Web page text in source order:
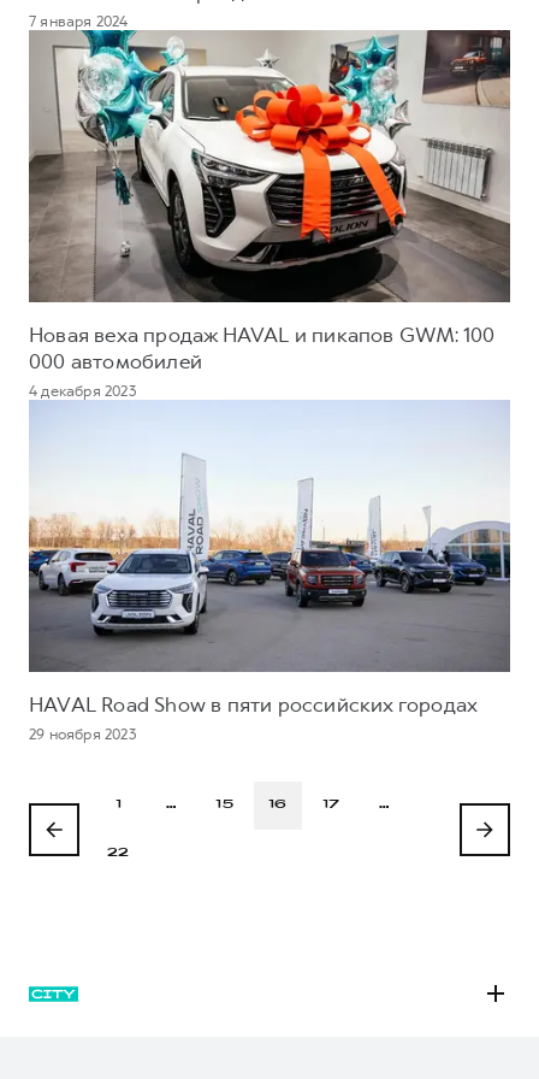
7 января 2024
Новая веха продаж HAVAL и пикапов GWM: 100
000 автомобилей
4 декабря 2023
HAVAL Road Show в пяти российских городах
29 ноября 2023
1 … 15 16 17 …
22